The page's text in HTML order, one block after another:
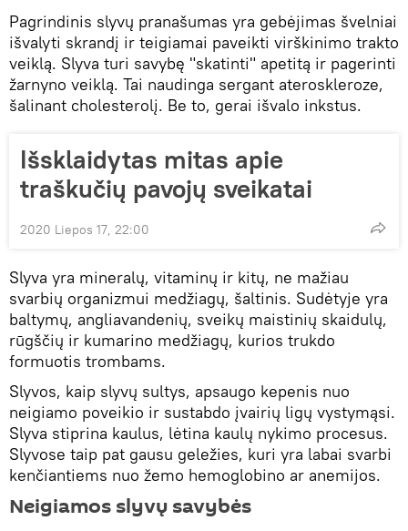
Pagrindinis slyvų pranašumas yra gebėjimas švelniai
išvalyti skrandį ir teigiamai paveikti virškinimo trakto
veiklą. Slyva turi savybę "skatinti" apetitą ir pagerinti
žarnyno veiklą. Tai naudinga sergant ateroskleroze,
šalinant cholesterolį. Be to, gerai išvalo inkstus.
Išsklaidytas mitas apie
traškučių pavojų sveikatai
2020 Liepos 17, 22:00
Slyva yra mineralų, vitaminų ir kitų, ne mažiau
svarbių organizmui medžiagų, šaltinis. Sudėtyje yra
baltymų, angliavandenių, sveikų maistinių skaidulų,
rūgščių ir kumarino medžiagų, kurios trukdo
formuotis trombams.
Slyvos, kaip slyvų sultys, apsaugo kepenis nuo
neigiamo poveikio ir sustabdo įvairių ligų vystymąsi.
Slyva stiprina kaulus, lėtina kaulų nykimo procesus.
Slyvose taip pat gausu geležies, kuri yra labai svarbi
kenčiantiems nuo žemo hemoglobino ar anemijos.
Neigiamos slyvų savybės